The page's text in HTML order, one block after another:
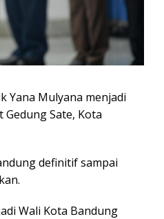
Yana Mulyana menjadi
Gedung Sate, Kota
definitif sampai
Wali Kota Bandung